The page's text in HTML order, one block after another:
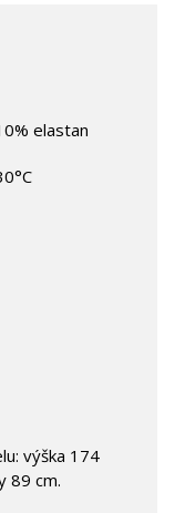
elastan
výška 174
89 cm.